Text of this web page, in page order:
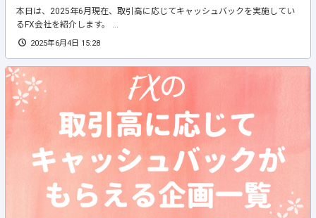
本日は、2025年6月現在、取引高に応じてキャッシュバックを実施してい
るFX会社を紹介します。 ...
2025年6月4日 15:28